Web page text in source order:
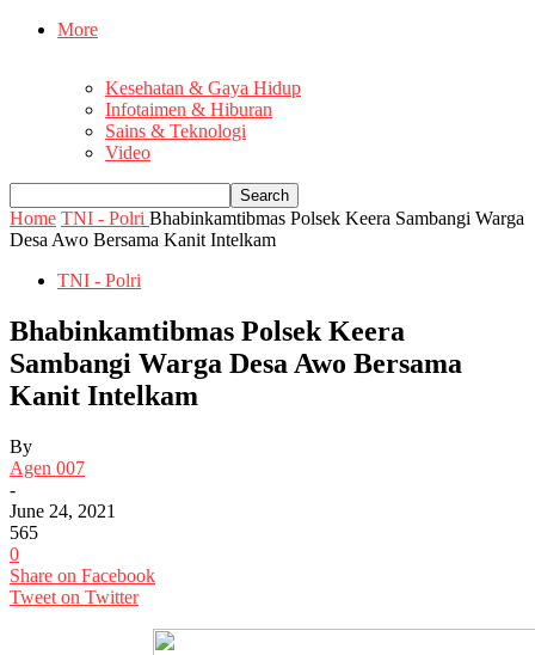
More
Kesehatan & Gaya Hidup
Infotaimen & Hiburan
Sains & Teknologi
Video
Home TNI - Polri Bhabinkamtibmas Polsek Keera Sambangi Warga
Desa Awo Bersama Kanit Intelkam
TNI - Polri
Bhabinkamtibmas Polsek Keera
Sambangi Warga Desa Awo Bersama
Kanit Intelkam
By
Agen 007
-
June 24, 2021
565
0
Share on Facebook
Tweet on Twitter